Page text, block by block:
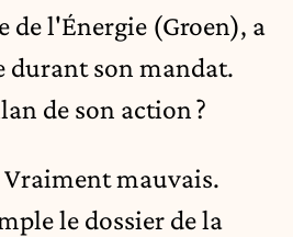
de l'Énergie (Groen), a
durant son mandat.
de son action ?
mauvais.
le dossier de la